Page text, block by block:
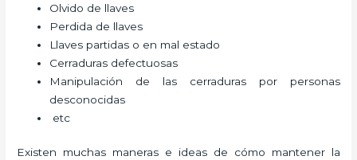
Olvido de llaves
Perdida de llaves
Llaves partidas o en mal estado
Cerraduras defectuosas
Manipulación de las cerraduras por personas
desconocidas
etc
Existen muchas maneras e ideas de cómo mantener la